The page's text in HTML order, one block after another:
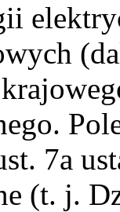
7a
(t. j.